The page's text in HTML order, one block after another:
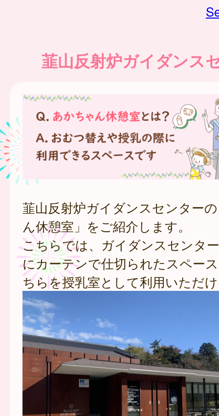
韮山反射炉ガイダンス
韮山反射炉ガイダンスセンター
ん休憩室」をご紹介します。
こちらでは、ガイダンスセンタ
にカーテンで仕切られたスペー
ちらを授乳室として利用いただ